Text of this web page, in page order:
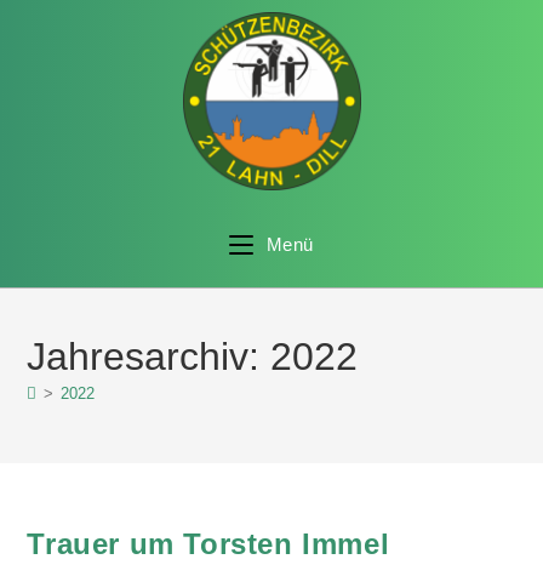
Menü
Jahresarchiv: 2022
> 2022
Trauer um Torsten Immel